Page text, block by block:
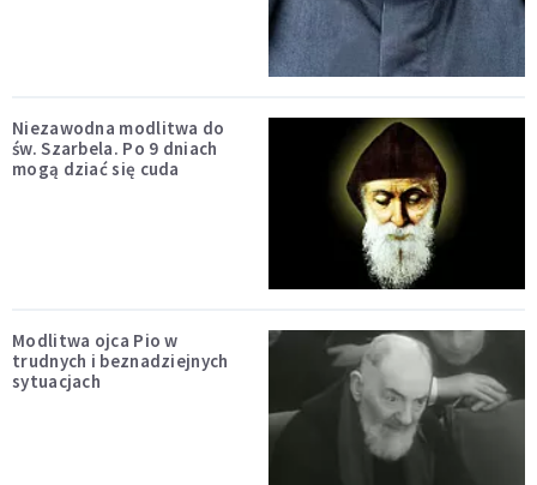
Niezawodna modlitwa do
św. Szarbela. Po 9 dniach
mogą dziać się cuda
Modlitwa ojca Pio w
trudnych i beznadziejnych
sytuacjach